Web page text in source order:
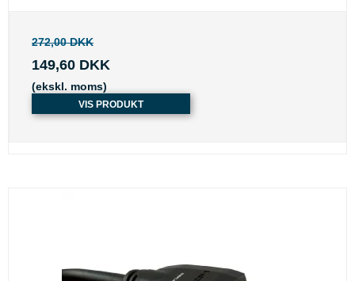
272,00 DKK
149,60 DKK
(ekskl. moms)
VIS PRODUKT